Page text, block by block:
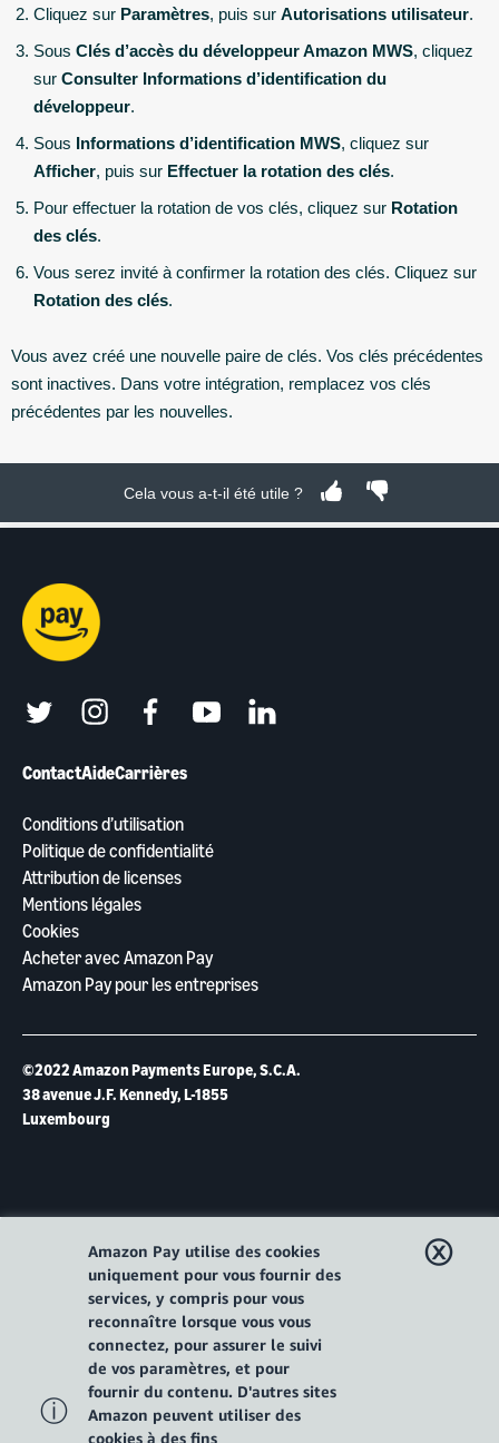
Cliquez sur Paramètres, puis sur Autorisations utilisateur.
Sous Clés d’accès du développeur Amazon MWS, cliquez
sur Consulter Informations d’identification du
développeur.
Sous Informations d’identification MWS, cliquez sur
Afficher, puis sur Effectuer la rotation des clés.
Pour effectuer la rotation de vos clés, cliquez sur Rotation
des clés.
Vous serez invité à confirmer la rotation des clés. Cliquez sur
Rotation des clés.
Vous avez créé une nouvelle paire de clés. Vos clés précédentes
sont inactives. Dans votre intégration, remplacez vos clés
précédentes par les nouvelles.
Cela vous a-t-il été utile ?
ContactAideCarrières
Conditions d’utilisation
Politique de confidentialité
Attribution de licenses
Mentions légales
Cookies
Acheter avec Amazon Pay
Amazon Pay pour les entreprises
twitter instagramfacebookyoutubelinkedin
©2022 Amazon Payments Europe, S.C.A.
38 avenue J.F. Kennedy, L-1855
Luxembourg
ⓘ
Amazon Pay utilise des cookies
uniquement pour vous fournir des
services, y compris pour vous
reconnaître lorsque vous vous
connectez, pour assurer le suivi
de vos paramètres, et pour
fournir du contenu. D'autres sites
Amazon peuvent utiliser des
cookies à des fins
ⓧ